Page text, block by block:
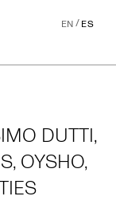
EN/ES
DUTTI,
OYSHO,